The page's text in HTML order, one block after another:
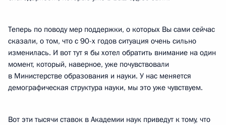
Теперь по поводу мер поддержки, о которых Вы сами сейчас
сказали, о том, что с 90-х годов ситуация очень сильно
изменилась. И вот тут я бы хотел обратить внимание на один
момент, который, наверное, уже почувствовали
в Министерстве образования и науки. У нас меняется
демографическая структура науки, мы это уже чувствуем.
Вот эти тысячи ставок в Академии наук приведут к тому, что